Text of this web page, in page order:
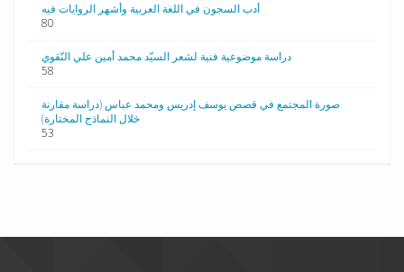
أدب السجون في اللغة العربية وأشهر الروايات فيه
80
دراسة موضوعية فنية لشعر السيّد محمد أمين علي النّقوي
58
صورة المجتمع في قصص يوسف إدريس ومحمد عباس (دراسة مقارنة
خلال النماذج المختارة)
53